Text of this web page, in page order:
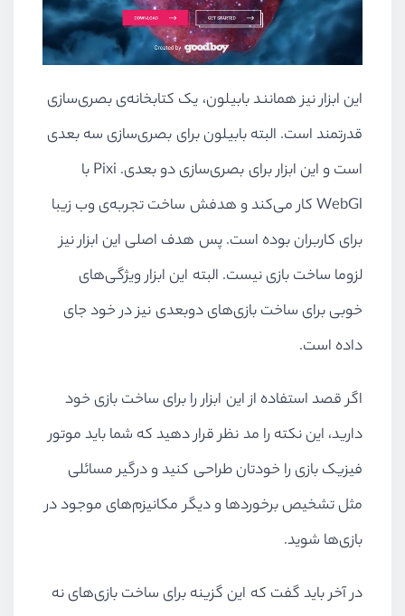
این ابزار نیز همانند بابیلون، یک کتابخانه‌ی بصری‌سازی
قدرتمند است. البته بابیلون برای بصری‌سازی سه بعدی
است و این ابزار برای بصری‌سازی دو بعدی. Pixi با
WebGl کار می‌کند و هدفش ساخت تجربه‌ی وب زیبا
برای کاربران بوده است. پس هدف اصلی این ابزار نیز
لزوما ساخت بازی نیست. البته این ابزار ویژگی‌های
خوبی برای ساخت بازی‌های دوبعدی نیز در خود جای
داده است.
اگر قصد استفاده از این ابزار را برای ساخت بازی خود
دارید، این نکته را مد نظر قرار دهید که شما باید موتور
فیزیک بازی را خودتان طراحی کنید و درگیر مسائلی
مثل تشخیص برخوردها و دیگر مکانیزم‌های موجود در
بازی‌ها شوید.
در آخر باید گفت که این گزینه برای ساخت بازی‌های نه